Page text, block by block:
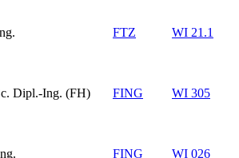
FTZ WI 21.1
Dipl.-Ing. (FH) FING WI 305
FING WI 026